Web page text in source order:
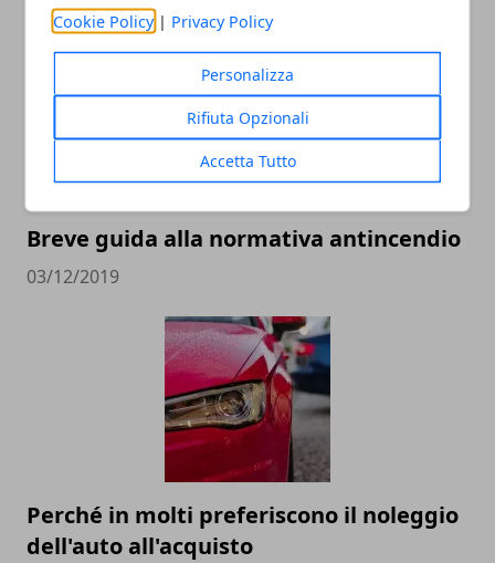
Cookie Policy | Privacy Policy
Personalizza
Rifiuta Opzionali
Accetta Tutto
Breve guida alla normativa antincendio
03/12/2019
Perché in molti preferiscono il noleggio
dell'auto all'acquisto